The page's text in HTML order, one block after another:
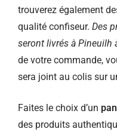
trouverez également
qualité confiseur. Des
seront livrés à Pineuilh
de votre commande,
sera joint au colis sur
Faites le choix d’un
des produits